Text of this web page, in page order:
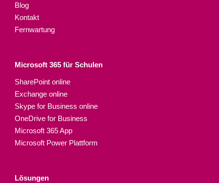
Blog
Kontakt
Fernwartung
Microsoft 365 für Schulen​
SharePoint online
Exchange online
Skype for Business online
OneDrive for Business
Microsoft 365 App
Microsoft Power Plattform
Lösungen